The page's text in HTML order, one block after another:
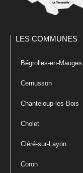
LES COMMUNES
Bégrolles-en-Mauges
Cernusson
Chanteloup-les-Bois
Cholet
Cléré-sur-Layon
Coron